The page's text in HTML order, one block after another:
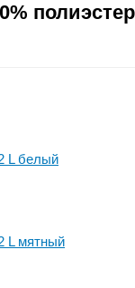
полиэстер
L белый
L мятный